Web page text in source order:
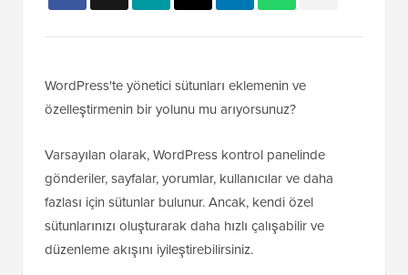
WordPress'te yönetici sütunları eklemenin ve
özelleştirmenin bir yolunu mu arıyorsunuz?
Varsayılan olarak, WordPress kontrol panelinde
gönderiler, sayfalar, yorumlar, kullanıcılar ve daha
fazlası için sütunlar bulunur. Ancak, kendi özel
sütunlarınızı oluşturarak daha hızlı çalışabilir ve
düzenleme akışını iyileştirebilirsiniz.